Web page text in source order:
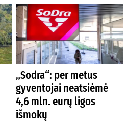
„Sodra“: per metus
gyventojai neatsiėmė
4,6 mln. eurų ligos
išmokų